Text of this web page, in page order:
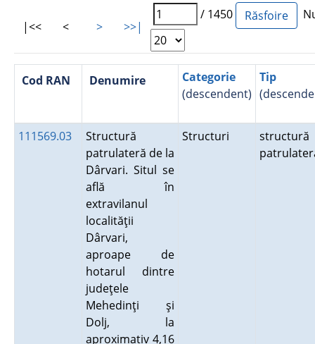
|<< < > >>|
/ 1450
Cod RAN Denumire
Categorie
(descendent)
Tip
111569.03
Structură
patrulateră de la
Dârvari. Situl se
află în
extravilanul
localităţii
Dârvari,
aproape de
hotarul dintre
judeţele
Mehedinţi şi
Dolj, la
aproximativ 4,16
Structuri
structură